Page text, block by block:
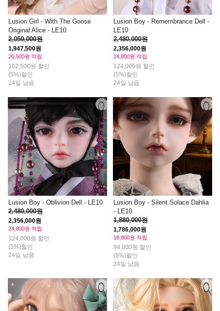
Lusion Girl - With The Goose
Original Alice - LE10
2,050,000원
1,947,500원
20,500원 적립
102,500원 할인
(5%)할인
24일 남음
Lusion Boy - Remembrance Dell -
LE10
2,480,000원
2,356,000원
24,800원 적립
124,000원 할인
(5%)할인
24일 남음
Lusion Boy - Oblivion Dell - LE10
2,480,000원
2,356,000원
24,800원 적립
124,000원 할인
(5%)할인
24일 남음
Lusion Boy - Silent Solace Dahlia
- LE10
1,880,000원
1,786,000원
18,800원 적립
94,000원 할인
(5%)할인
24일 남음